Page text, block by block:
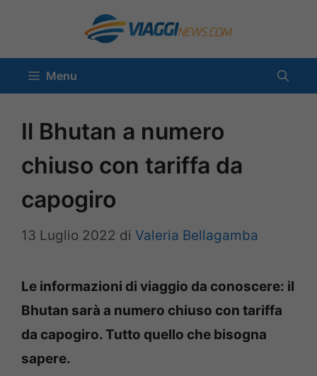
contenuto
Menu
Il Bhutan a numero
chiuso con tariffa da
capogiro
13 Luglio 2022 di Valeria Bellagamba
Le informazioni di viaggio da conoscere: il
Bhutan sarà a numero chiuso con tariffa
da capogiro. Tutto quello che bisogna
sapere.